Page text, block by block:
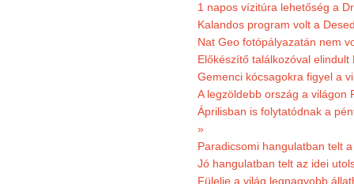
1 napos vízitúra lehetőség a
Kalandos program volt a
Nat Geo fotópályazatán nem
Előkészítő találkozóval
Gemenci kócsagokra figyel a
A legzöldebb ország a világon
Áprilisban is folytatódnak a
»
Paradicsomi hangulatban telt
Jó hangulatban telt az idei
Fülelje a világ legnagyobb